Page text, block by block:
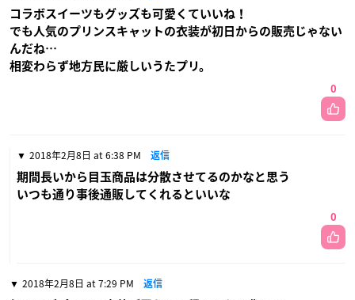
コラボスイーツもグッズも可愛くていいね！
でも人気のプリンスキャットの衣装が初日からの販売じゃない
んだね…
相変わらず地方民に厳しいうたプリ。
0
2018年2月8日 at 6:38 PM 返信
期間長いから目玉商品は分散させてるのかなと思う
いつも通り事後通販してくれるといいな
0
2018年2月8日 at 7:29 PM 返信